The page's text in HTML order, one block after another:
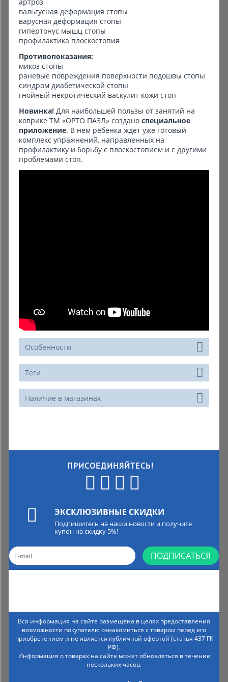
вальгусная деформация стопы
варусная деформация стопы
гипертонус мышц стопы
профилактика плоскостопия
Противопоказания:
микоз стопы
раневые повреждения поверхности подошвы стопы
синдром диабетической стопы
гнойный некротический васкулит кожи стоп
Новинка! Для наибольшей пользы от занятий на
коврике ТМ «ОРТО ПАЗЛ» создано специальное
приложение. В нем ребенка ждет уже готовый
комплекс упражнений, направленных на
профилактику и борьбу с плоскостопием и с другими
проблемами стоп.
Особенности
Теги
Наличие в магазинах
ПРИСОЕДИНЯЙТЕСЬ!
ЭКСКЛЮЗИВНЫЕ СКИДКИ
Подпишитесь на наши новости и получите
купон на скидку 5%!
ПОДПИСАТЬСЯ
Вся информация на сайте размещена в целях предоставления
возможности покупателю ознакомиться с товаром перед его
приобретением и не является публичной офертой (статья 437 ГК
РФ).
Информация о товарах на сайте может обновляться в течение
нескольких часов.